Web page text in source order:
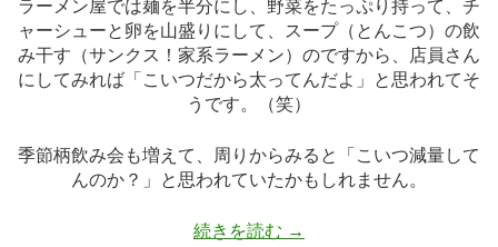
ラーメン屋では麺を半分にし、野菜をたっぷり持って、チ
ャーシューと卵を山盛りにして、スープ（とんこつ）の飲
み干す（サンクス！家系ラーメン）のですから、店員さん
にしてみれば「こいつだから太ってんだよ」と思われてそ
うです。（笑）
季節柄飲み会も増えて、周りからみると「こいつ減量して
んのか？」と思われていたかもしれません。
続きを読む 糖質制限１５週目におも
→